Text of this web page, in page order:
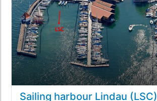
Sailing harbour Lindau (LSC)